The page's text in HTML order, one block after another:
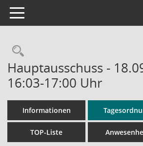
Toggle navigation
Rechercheauswahl
Hauptausschuss -
16:03-17:00 Uhr
Informationen
TOP-Liste